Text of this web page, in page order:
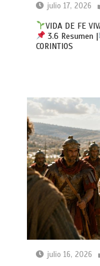
julio 17, 2026
VIDA DE FE
3.6 Resumen |
CORINTIOS
julio 16, 2026